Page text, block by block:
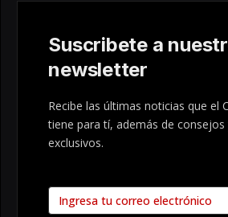
Suscribete a
newsletter
Recibe las últimas noticias que el
tiene para tí, además de consejos
exclusivos.